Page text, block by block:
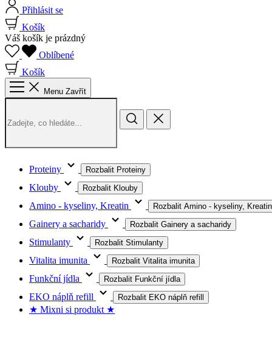
Přihlásit se
Košík
Váš košík je prázdný
Oblíbené
Košík
Menu Zavřít
Proteiny Rozbalit Proteiny
Klouby Rozbalit Klouby
Amino - kyseliny, Kreatin Rozbalit Amino - kyseliny, Kreatin
Gainery a sacharidy Rozbalit Gainery a sacharidy
Stimulanty Rozbalit Stimulanty
Vitalita imunita Rozbalit Vitalita imunita
Funkční jídla Rozbalit Funkční jídla
EKO náplň refill Rozbalit EKO náplň refill
★ Mixni si produkt ★